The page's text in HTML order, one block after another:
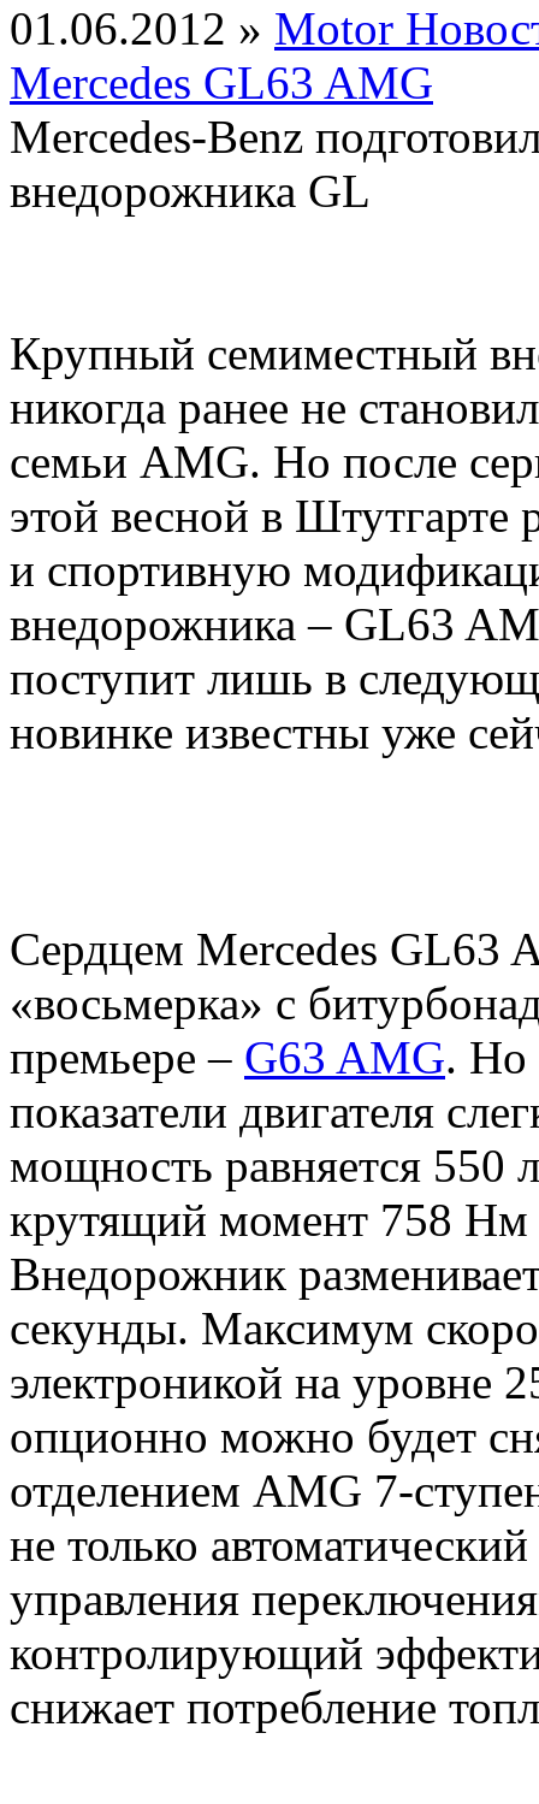
01.06.2012 » Motor
Mercedes GL63 AMG
Mercedes-Benz
внедорожника GL
Крупный семиместный
никогда ранее не
семьи AMG. Но после
этой весной в
и спортивную
внедорожника – GL63
поступит лишь в
новинке известны уже
Сердцем Mercedes GL63
«восьмерка» с
премьере – G63 AMG. Но
показатели двигателя
мощность равняется 550
крутящий момент 758
Внедорожник
секунды. Максимум
электроникой на уровне
опционно можно будет
отделением AMG 7-
не только
управления
контролирующий
снижает потребление